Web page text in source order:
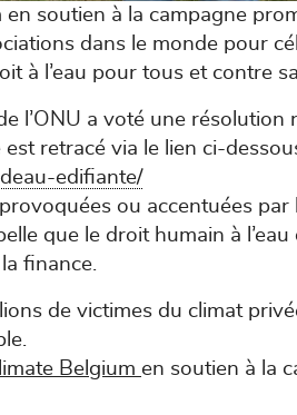
soutien à la campagne
dans le monde pour
à l’eau pour tous et contre
l’ONU a voté une résolution
est retracé via le lien ci-
edifiante/
ou accentuées
que le droit humain à
finance.
de victimes du climat
Belgium en soutien à la